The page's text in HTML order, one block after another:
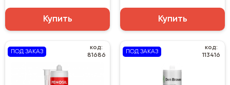
Купить Купить
ПОД ЗАКАЗ
код:
81686
ПОД ЗАКАЗ
код:
113416